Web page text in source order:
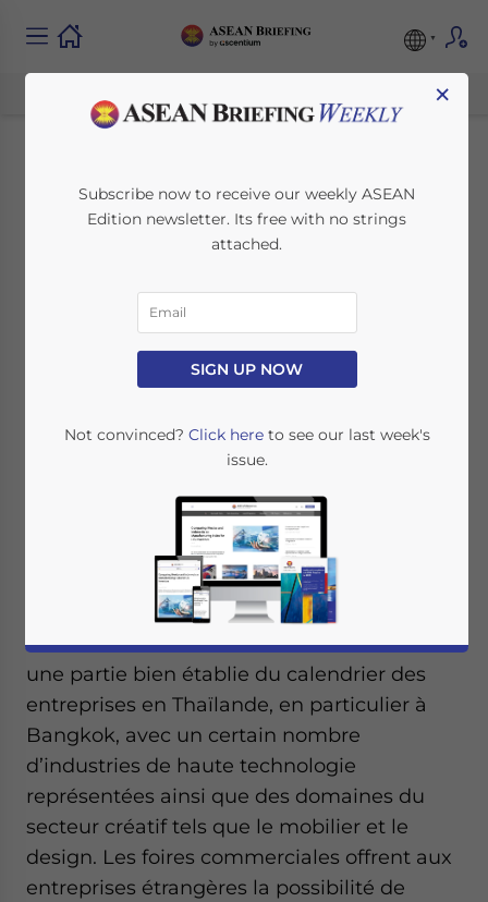
Foires commerciales
en Thaïlande – Les
étapes pour protéger
votre propriété
intellectuelle
August 22, 2017 Posted byASEAN Briefing
Dezan Shira & Associates
Yiwei Chen
Les foires commerciales sont maintenant
une partie bien établie du calendrier des
entreprises en Thaïlande, en particulier à
Bangkok, avec un certain nombre
d’industries de haute technologie
représentées ainsi que des domaines du
secteur créatif tels que le mobilier et le
design. Les foires commerciales offrent aux
entreprises étrangères la possibilité de
×
Subscribe now to receive our weekly ASEAN
Edition newsletter. Its free with no strings
attached.
SIGN UP NOW
Not convinced? Click hereto see our last week's
issue.